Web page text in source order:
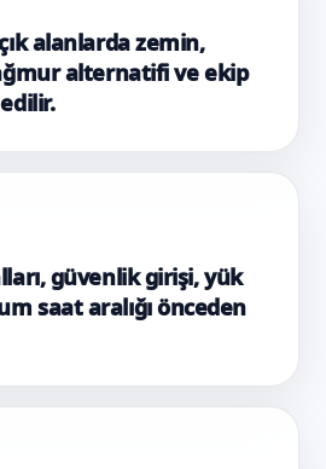
alanlarda zemin,
alternatifi ve ekip
güvenlik girişi, yük
saat aralığı önceden